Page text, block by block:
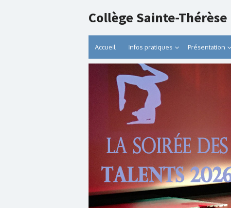
Collège Sainte-Thérèse
Accueil Infos pratiques Présentation